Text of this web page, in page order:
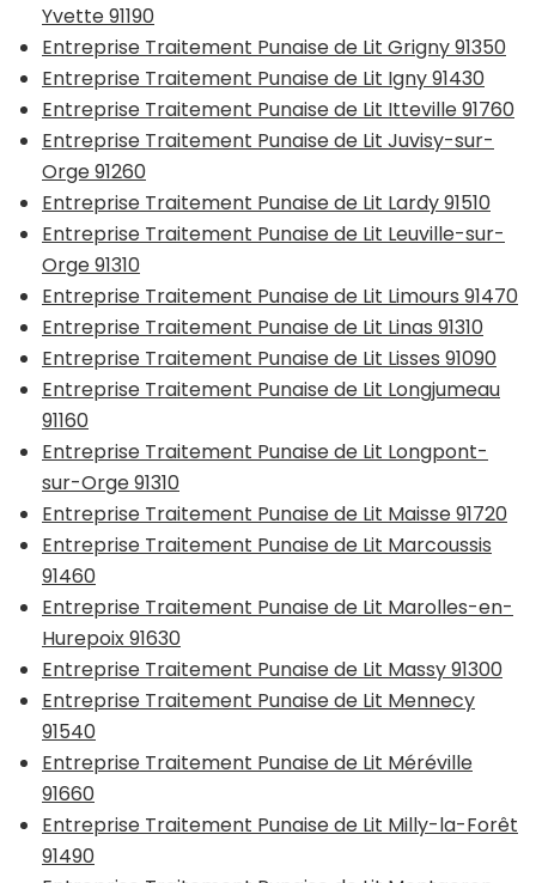
Yvette 91190
Entreprise Traitement Punaise de Lit Grigny 91350
Entreprise Traitement Punaise de Lit Igny 91430
Entreprise Traitement Punaise de Lit Itteville 91760
Entreprise Traitement Punaise de Lit Juvisy-sur-
Orge 91260
Entreprise Traitement Punaise de Lit Lardy 91510
Entreprise Traitement Punaise de Lit Leuville-sur-
Orge 91310
Entreprise Traitement Punaise de Lit Limours 91470
Entreprise Traitement Punaise de Lit Linas 91310
Entreprise Traitement Punaise de Lit Lisses 91090
Entreprise Traitement Punaise de Lit Longjumeau
91160
Entreprise Traitement Punaise de Lit Longpont-
sur-Orge 91310
Entreprise Traitement Punaise de Lit Maisse 91720
Entreprise Traitement Punaise de Lit Marcoussis
91460
Entreprise Traitement Punaise de Lit Marolles-en-
Hurepoix 91630
Entreprise Traitement Punaise de Lit Massy 91300
Entreprise Traitement Punaise de Lit Mennecy
91540
Entreprise Traitement Punaise de Lit Méréville
91660
Entreprise Traitement Punaise de Lit Milly-la-Forêt
91490